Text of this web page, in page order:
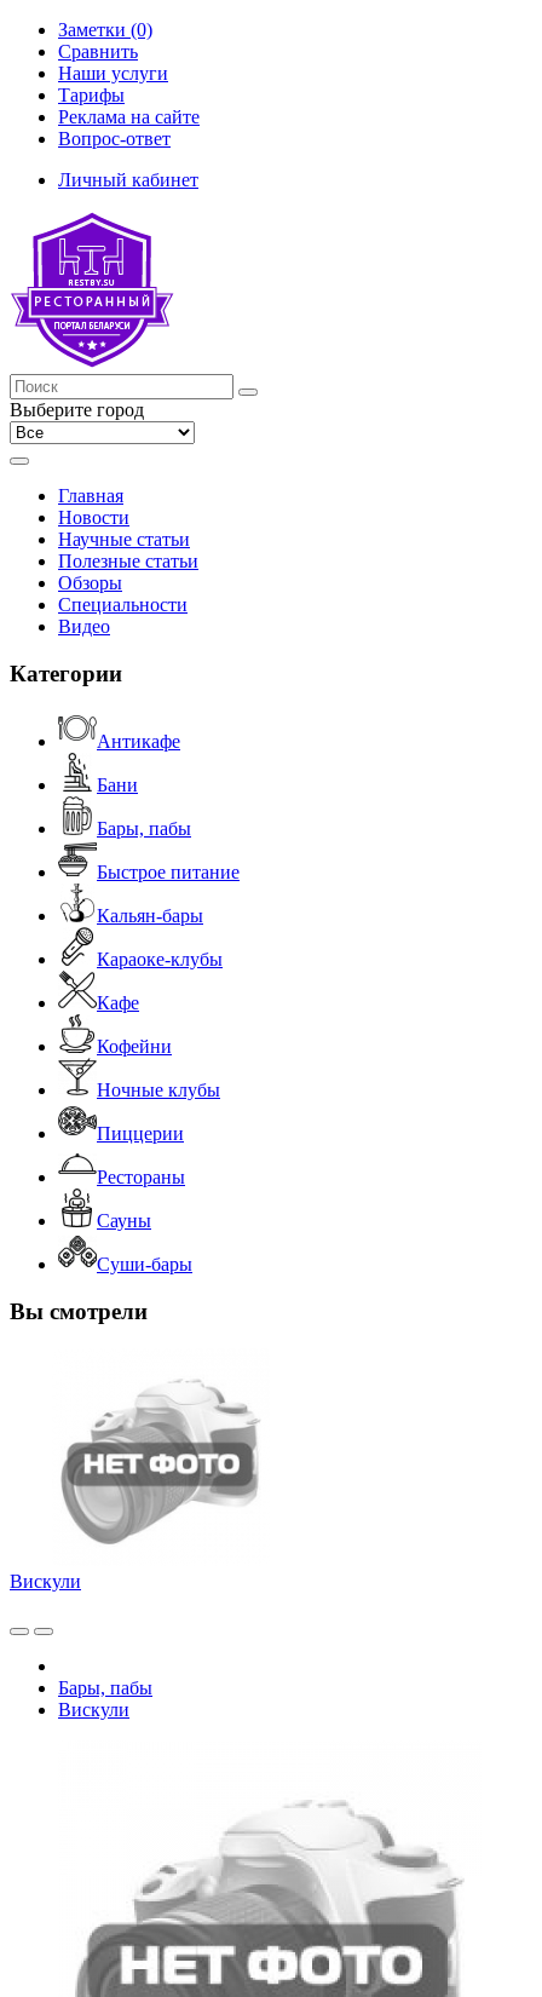
Заметки (0)
Сравнить
Наши услуги
Тарифы
Реклама на сайте
Вопрос-ответ
Личный кабинет
Выберите город
Главная
Новости
Научные статьи
Полезные статьи
Обзоры
Специальности
Видео
Категории
Антикафе
Бани
Бары, пабы
Быстрое питание
Кальян-бары
Караоке-клубы
Кафе
Кофейни
Ночные клубы
Пиццерии
Рестораны
Сауны
Суши-бары
Вы смотрели
Вискули
Бары, пабы
Вискули